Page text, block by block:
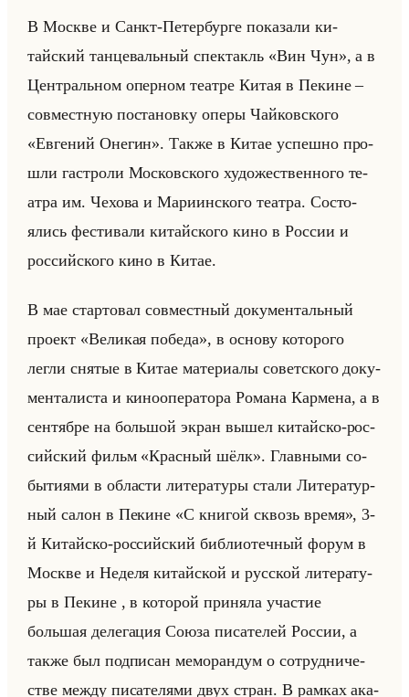
В Москве и Санкт-Пе­тер­бур­ге по­ка­за­ли ки­
тайский тан­це­вальный спек­такль «Вин Чун», а в
Цен­тральном опер­ном те­ат­ре Китая в Пе­кине –
сов­мест­ную по­ста­нов­ку оперы Чайков­ско­го
«Евгений Онегин». Также в Китае успеш­но про­
шли га­стро­ли Мос­ков­ско­го ху­до­же­ствен­но­го те­
ат­ра им. Че­хо­ва и Ма­ри­ин­ско­го те­ат­ра. Со­сто­
ялись фе­сти­ва­ли ки­тайско­го кино в Рос­сии и
рос­сийско­го кино в Китае.
В мае стар­то­вал сов­мест­ный до­ку­мен­тальный
про­ект «Великая победа», в ос­но­ву ко­то­ро­го
легли сня­тые в Китае ма­те­ри­алы со­вет­ско­го до­ку­
мен­та­ли­ста и ки­но­опе­ра­то­ра Ро­ма­на Кар­ме­на, а в
сен­тяб­ре на большой экран вышел ки­тайско-рос­
сийский фильм «Красный шёлк». Глав­ны­ми со­
бы­ти­ями в об­ла­сти ли­те­ра­ту­ры стали Ли­те­ра­тур­
ный салон в Пе­кине «С книгой сквозь время», 3-
й Ки­тайско-рос­сийский биб­лио­теч­ный форум в
Москве и Неде­ля ки­тайской и рус­ской ли­те­ра­ту­
ры в Пе­кине , в ко­то­рой при­ня­ла уча­стие
большая де­ле­га­ция Союза пи­са­те­лей Рос­сии, а
также был под­пи­сан ме­мо­ран­дум о со­труд­ни­че­
стве между пи­са­те­ля­ми двух стран. В рам­ках ака­